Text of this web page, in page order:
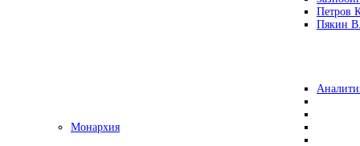
Петров
Пякин
Монархия